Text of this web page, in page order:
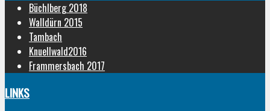
Büchlberg 2018
Walldürn 2015
Tambach
Knuellwald2016
Frammersbach 2017
LINKS